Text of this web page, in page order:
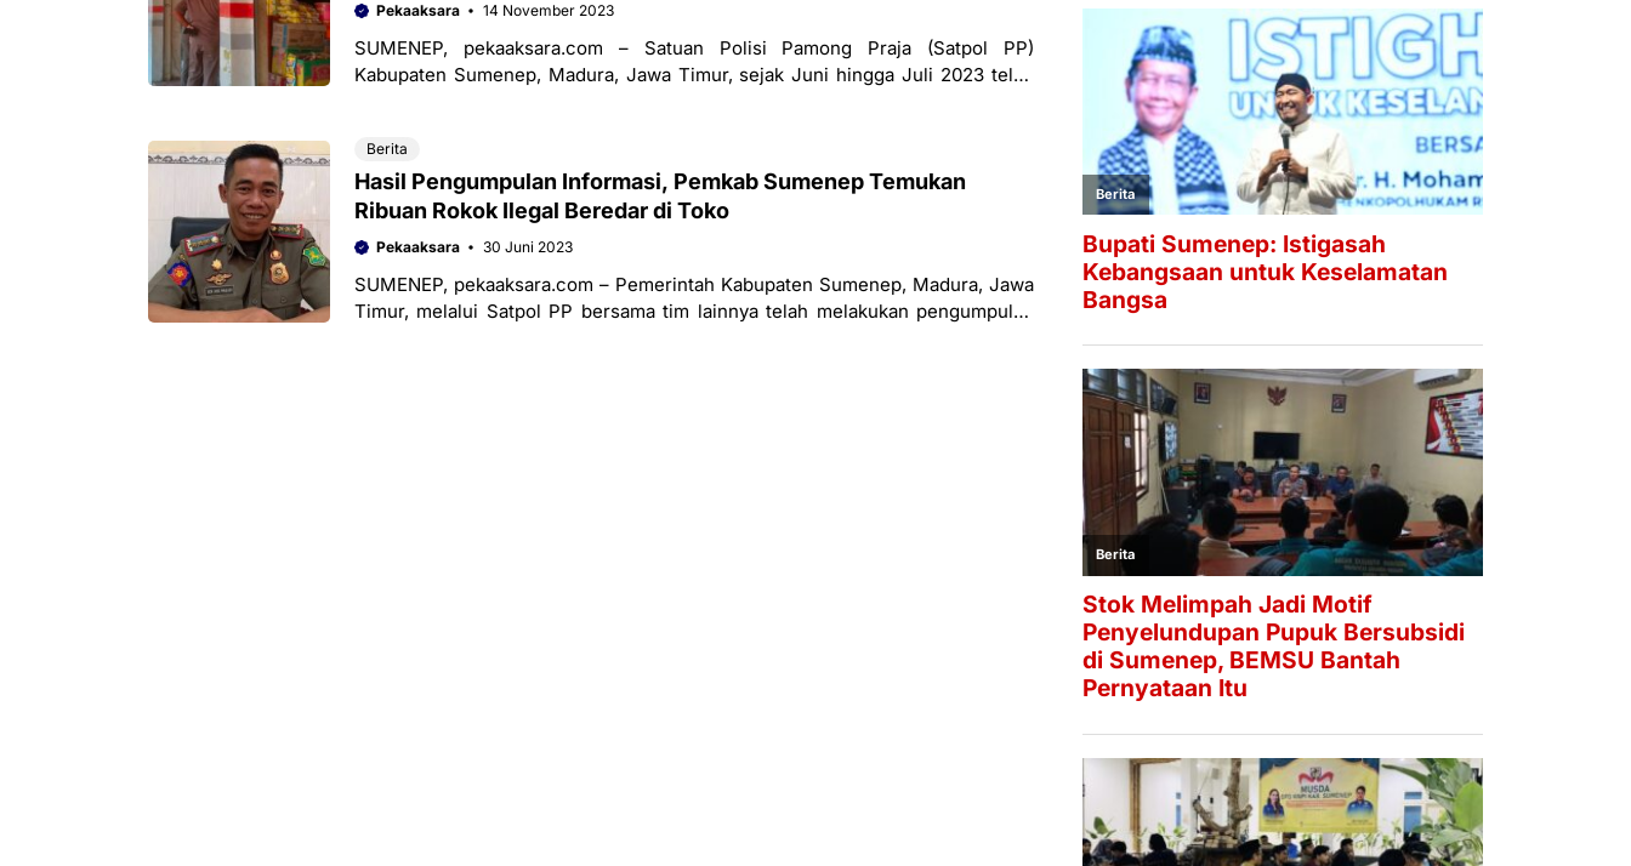
Pekaaksara 14 November 2023
SUMENEP, pekaaksara.com – Satuan Polisi Pamong Praja (Satpol PP)
Kabupaten Sumenep, Madura, Jawa Timur, sejak Juni hingga Juli 2023 telah
Berita
Hasil Pengumpulan Informasi, Pemkab Sumenep Temukan
Ribuan Rokok Ilegal Beredar di Toko
Pekaaksara 30 Juni 2023
SUMENEP, pekaaksara.com – Pemerintah Kabupaten Sumenep, Madura, Jawa
Timur, melalui Satpol PP bersama tim lainnya telah melakukan pengumpulan